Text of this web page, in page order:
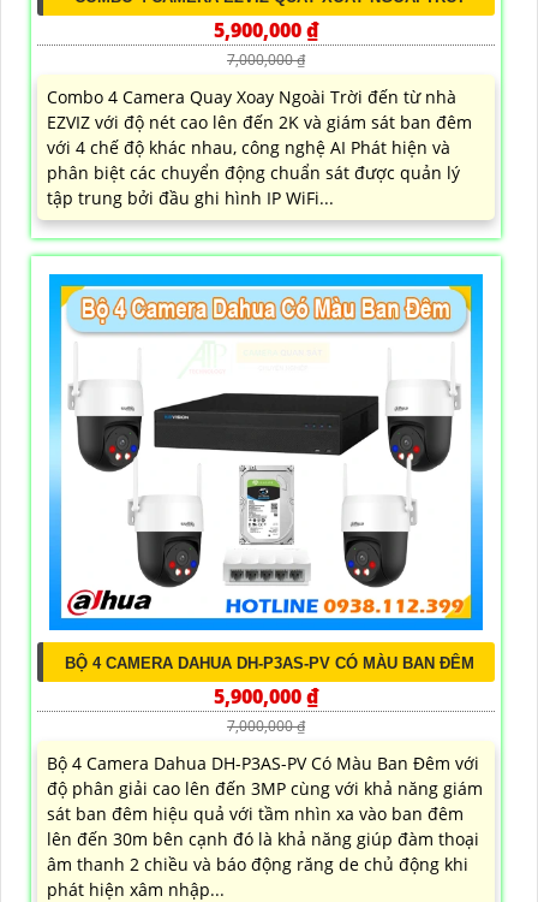
5,900,000 ₫
7,000,000 ₫
Combo 4 Camera Quay Xoay Ngoài Trời đến từ nhà
EZVIZ với độ nét cao lên đến 2K và giám sát ban đêm
với 4 chế độ khác nhau, công nghệ AI Phát hiện và
phân biệt các chuyển động chuẩn sát được quản lý
tập trung bởi đầu ghi hình IP WiFi...
BỘ 4 CAMERA DAHUA DH-P3AS-PV CÓ MÀU BAN ĐÊM
5,900,000 ₫
7,000,000 ₫
Bộ 4 Camera Dahua DH-P3AS-PV Có Màu Ban Đêm với
độ phân giải cao lên đến 3MP cùng với khả năng giám
sát ban đêm hiệu quả với tầm nhìn xa vào ban đêm
lên đến 30m bên cạnh đó là khả năng giúp đàm thoại
âm thanh 2 chiều và báo động răng de chủ động khi
phát hiện xâm nhập...